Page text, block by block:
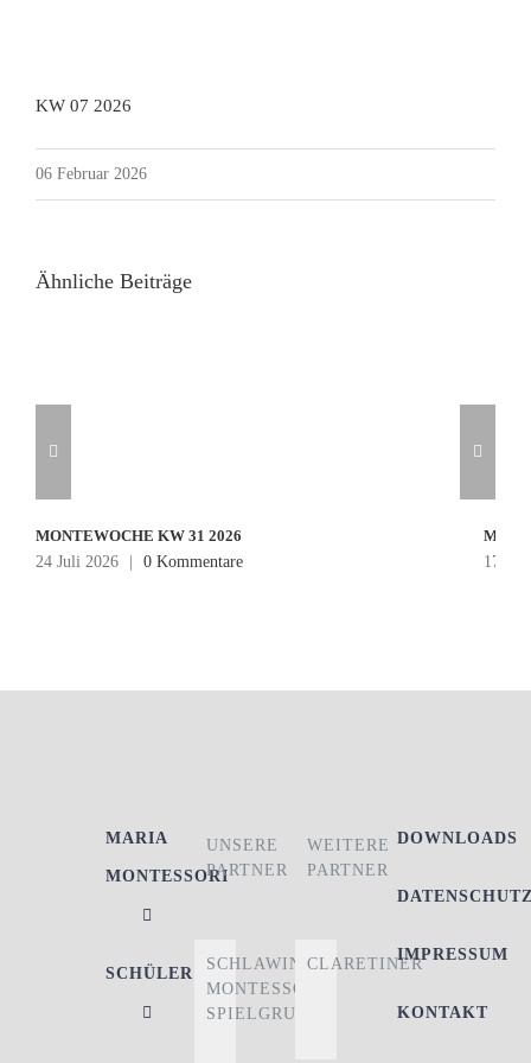
KW 07 2026
06 Februar 2026
Ähnliche Beiträge
MONTEWOCHE KW 31 2026
24 Juli 2026
| 0 Kommentare
17
MARIA
MONTESSORI
SCHÜLER
UNSERE
PARTNER
SCHLAWINER
MONTESSORI-
SPIELGRUPPE
WEITERE
PARTNER
CLARETINER
DOWNLOADS
IMPRESSUM
KONTAKT